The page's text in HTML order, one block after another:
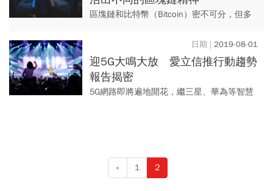
區塊鏈和比特幣（Bitcoin）密不可分，但多
貴的比特幣，但同樣是區塊鏈商機，Bitmark
創辦人Se...
2019-08-01
迎5G大鳴大放 愛立信推行動趨勢
報告揭密
5G網路即將遍地開花，繼三星、華為等智慧
« 1 2